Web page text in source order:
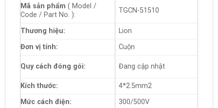
Mã sản phẩm ( Model /
Code / Part No. ):
TGCN-51510
Thương hiệu:
Lion
Đơn vị tính:
Cuộn
Quy cách đóng gói: Đang cập nhật
Kích thước:
4*2.5mm2
Mức cách điện:
300/500V